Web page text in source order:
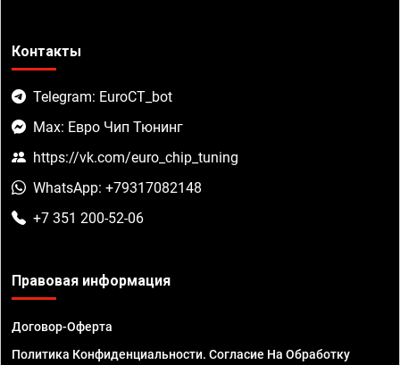
Контакты
Telegram: EuroCT_bot
Max: Евро Чип Тюнинг
https://vk.com/euro_chip_tuning
WhatsApp: +79317082148
+7 351 200-52-06
Правовая информация
Договор-Оферта
Политика Конфиденциальности. Согласие На Обработку